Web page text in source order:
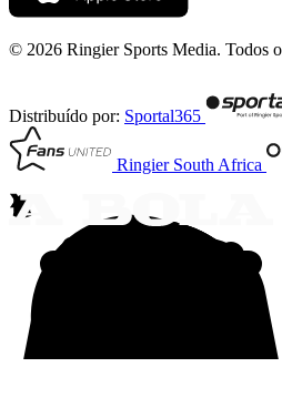
© 2026 Ringier Sports Media. Todos
Distribuído por: Sportal365
Ringier South Africa